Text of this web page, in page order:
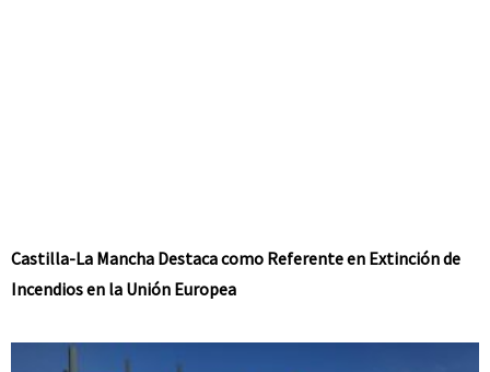
Castilla-La Mancha Destaca como Referente en Extinción de
Incendios en la Unión Europea